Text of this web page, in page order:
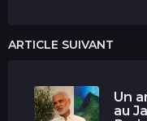
ARTICLE SUIVANT
Un
au